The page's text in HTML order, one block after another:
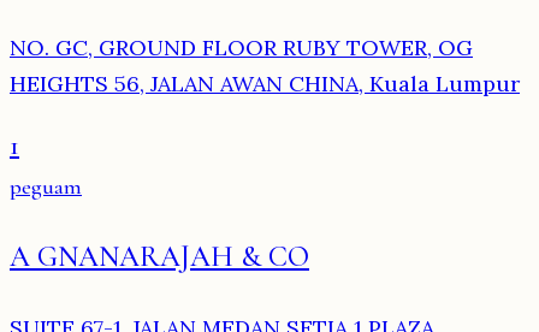
NO. GC, GROUND FLOOR RUBY TOWER, OG
HEIGHTS 56, JALAN AWAN CHINA, Kuala Lumpur
1
peguam
A GNANARAJAH & CO